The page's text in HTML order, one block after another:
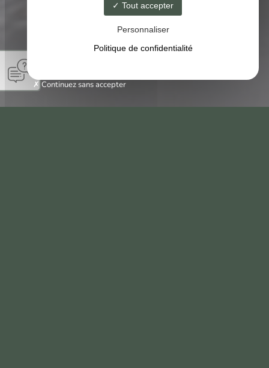
Tout accepter
Personnaliser
Politique de confidentialité
Continuez sans accepter